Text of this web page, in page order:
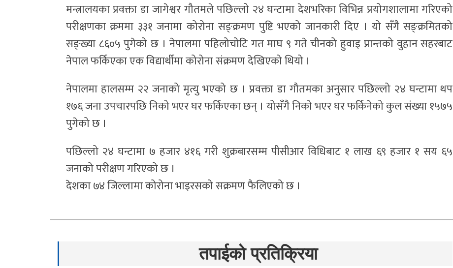
मन्त्रालयका प्रवक्ता डा जागेश्वर गौतमले पछिल्लो २४ घन्टामा देशभरिका विभिन्न प्रयोगशालामा गरिएको
परीक्षणका क्रममा ३३१ जनामा कोरोना सङ्क्रमण पुष्टि भएको जानकारी दिए । यो सँगै सङ्क्रमितको
सङ्ख्या ८६०५ पुगेको छ । नेपालमा पहिलोचोटि गत माघ ९ गते चीनको हुवाइ प्रान्तको वुहान सहरबाट
नेपाल फर्किएका एक विद्यार्थीमा कोरोना संक्रमण देखिएको थियो ।
नेपालमा हालसम्म २२ जनाको मृत्यु भएको छ । प्रवक्ता डा गौतमका अनुसार पछिल्लो २४ घन्टामा थप
१७६ जना उपचारपछि निको भएर घर फर्किएका छन् । योसँगै निको भएर घर फर्किनेको कुल संख्या १५७५
पुगेको छ ।
पछिल्लो २४ घन्टामा ७ हजार ४१६ गरी शुक्रबारसम्म पीसीआर विधिबाट १ लाख ६९ हजार १ सय ६५
जनाको परीक्षण गरिएको छ ।
देशका ७४ जिल्लामा कोरोना भाइरसको सक्रमण फैलिएको छ ।
तपाईको प्रतिक्रिया